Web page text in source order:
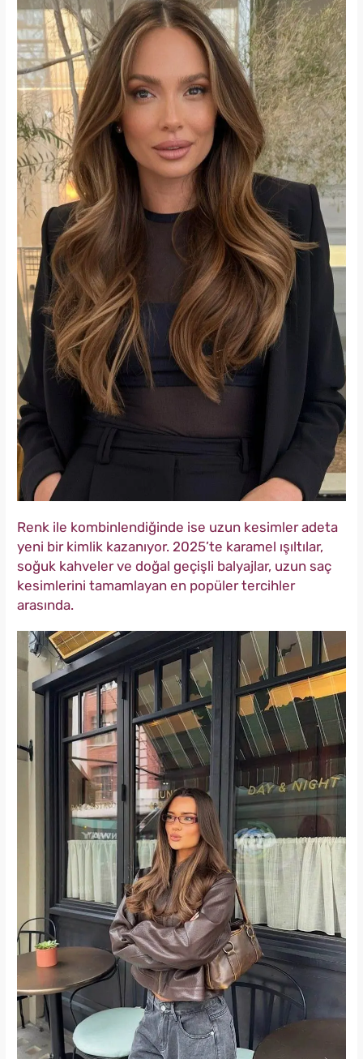
Renk ile kombinlendiğinde ise uzun kesimler adeta
yeni bir kimlik kazanıyor. 2025’te karamel ışıltılar,
soğuk kahveler ve doğal geçişli balyajlar, uzun saç
kesimlerini tamamlayan en popüler tercihler
arasında.